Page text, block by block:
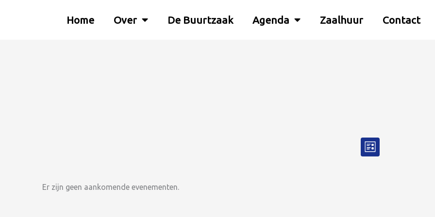
Home Over De Buurtzaak Agenda Zaalhuur Contact
Er zijn geen aankomende evenementen.
Weergaven
navigatie
Evenement
weergaven
Lijst